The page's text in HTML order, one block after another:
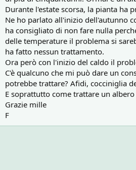
s
c
u
s
s
i
n
e
i
o
Durante l'estate scorsa, la pianta ha
Ne ho parlato all'inizio dell'autunno
ha consigliato di non fare nulla
delle temperature il problema si
ha fatto nessun trattamento.
Ora però con l'inizio del caldo il
C'è qualcuno che mi può dare un
potrebbe trattare? Afidi, cocciniglia
E soprattutto come trattare un albero
Grazie mille
F